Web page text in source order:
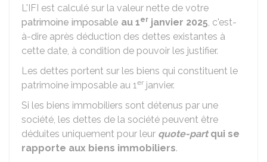
L'IFI est calculé sur la valeur nette de votre
patrimoine imposable au 1er janvier 2025, c'est-
à-dire après déduction des dettes existantes à
cette date, à condition de pouvoir les justifier.
Les dettes portent sur les biens qui constituent le
patrimoine imposable au 1er janvier.
Si les biens immobiliers sont détenus par une
société, les dettes de la société peuvent être
déduites uniquement pour leur quote-partqui se
rapporte aux biens immobiliers.